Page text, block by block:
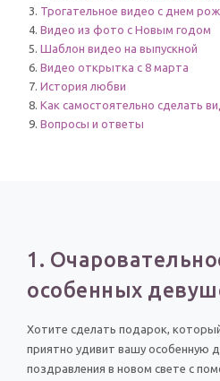
Трогательное видео с днем
Видео из фото с Новым годом
Шаблон видео на выпускной
Видео открытка с 8 марта
История любви
Как самостоятельно сделать
Вопросы и ответы
1.
особенных
Хотите сделать подарок,
приятно удивит вашу особенную
поздравления в новом свете с